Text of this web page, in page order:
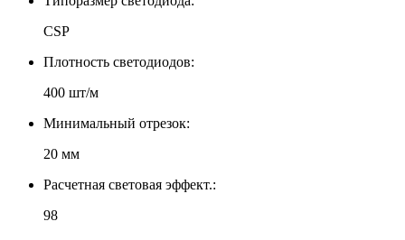
CSP
Плотность светодиодов:
400 шт/м
Минимальный отрезок:
20 мм
Расчетная световая эффект.:
98